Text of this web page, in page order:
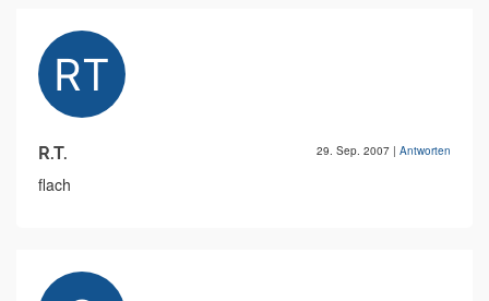
R.T. 29. Sep. 2007 | Antworten
flach